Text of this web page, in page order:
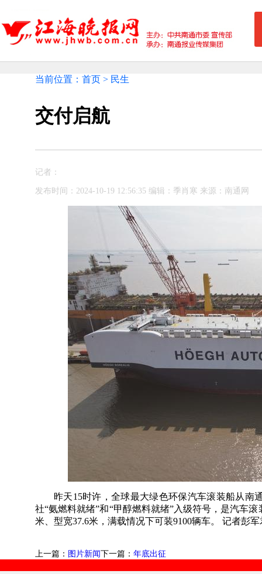
当前位置：首页 > 民生
交付启航
记者：
发布时间：2024-10-19 12:56:35 编辑：季肖寒 来源：南通网
昨天15时许，全球最大绿色环保汽车滚装船从
社“氨燃料就绪”和“甲醇燃料就绪”入级符号，是汽车
米、型宽37.6米，满载情况下可装9100辆车。 记者彭
上一篇： 图片新闻下一篇： 年底出征